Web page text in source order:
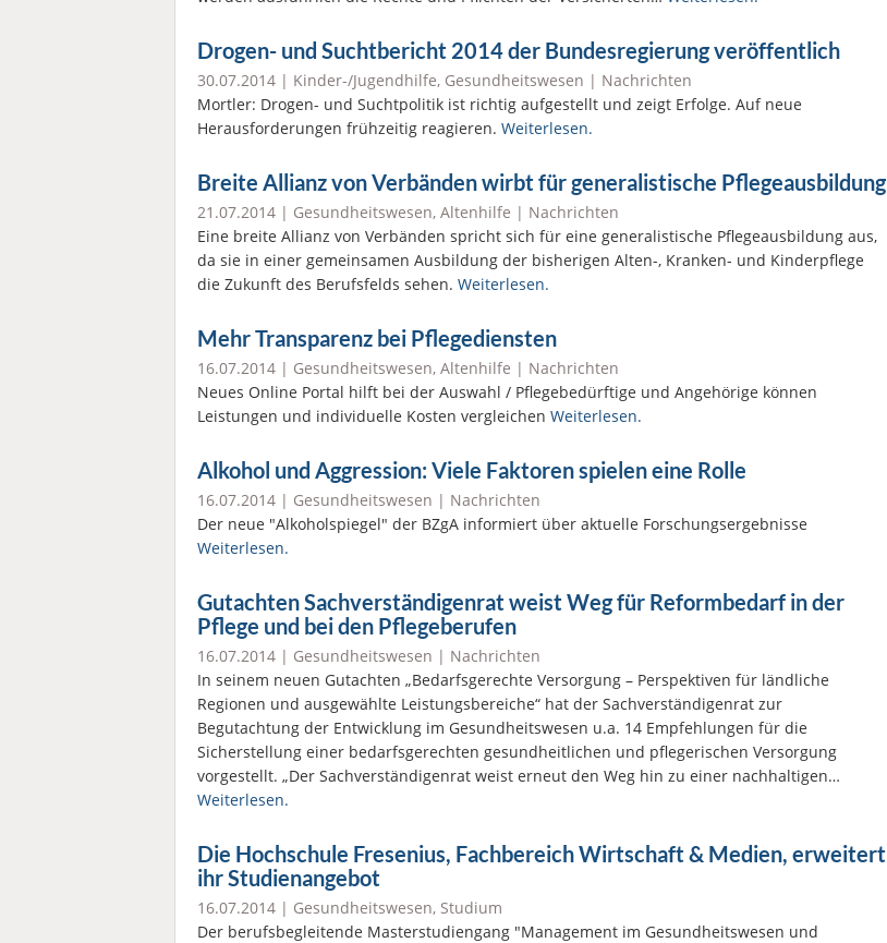
Drogen- und Suchtbericht 2014 der Bundesregierung veröffentlich
30.07.2014 | Kinder-/Jugendhilfe, Gesundheitswesen | Nachrichten
Mortler: Drogen- und Suchtpolitik ist richtig aufgestellt und zeigt Erfolge. Auf neue
Herausforderungen frühzeitig reagieren. Weiterlesen.
Breite Allianz von Verbänden wirbt für generalistische Pflegeausbildung
21.07.2014 | Gesundheitswesen, Altenhilfe | Nachrichten
Eine breite Allianz von Verbänden spricht sich für eine generalistische Pflegeausbildung aus,
da sie in einer gemeinsamen Ausbildung der bisherigen Alten-, Kranken- und Kinderpflege
die Zukunft des Berufsfelds sehen. Weiterlesen.
Mehr Transparenz bei Pflegediensten
16.07.2014 | Gesundheitswesen, Altenhilfe | Nachrichten
Neues Online Portal hilft bei der Auswahl / Pflegebedürftige und Angehörige können
Leistungen und individuelle Kosten vergleichen Weiterlesen.
Alkohol und Aggression: Viele Faktoren spielen eine Rolle
16.07.2014 | Gesundheitswesen | Nachrichten
Der neue "Alkoholspiegel" der BZgA informiert über aktuelle Forschungsergebnisse
Weiterlesen.
Gutachten Sachverständigenrat weist Weg für Reformbedarf in der
Pflege und bei den Pflegeberufen
16.07.2014 | Gesundheitswesen | Nachrichten
In seinem neuen Gutachten „Bedarfsgerechte Versorgung – Perspektiven für ländliche
Regionen und ausgewählte Leistungsbereiche“ hat der Sachverständigenrat zur
Begutachtung der Entwicklung im Gesundheitswesen u.a. 14 Empfehlungen für die
Sicherstellung einer bedarfsgerechten gesundheitlichen und pflegerischen Versorgung
vorgestellt. „Der Sachverständigenrat weist erneut den Weg hin zu einer nachhaltigen…
Weiterlesen.
Die Hochschule Fresenius, Fachbereich Wirtschaft & Medien, erweitert
ihr Studienangebot
16.07.2014 | Gesundheitswesen, Studium
Der berufsbegleitende Masterstudiengang "Management im Gesundheitswesen und